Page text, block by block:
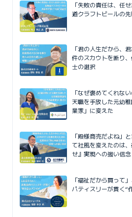
「失敗の責任は、任
道クラフトビールの
「君の人生だから、
件のスカウトを断り
士の選択
「なぜ褒めてくれな
天職を手放した元幼
業家」に変えた
「殿様商売だよね」
て社風を変えたのは
せ』実現への強い信念
「福祉だから買って
パティスリーが貫く“